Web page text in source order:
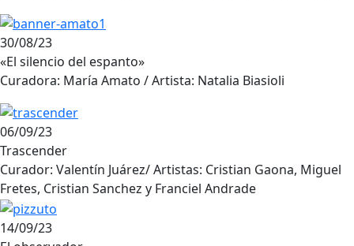
30/08/23
«El silencio del espanto»
Curadora: María Amato / Artista: Natalia Biasioli
06/09/23
Trascender
Curador: Valentín Juárez/ Artistas: Cristian Gaona, Miguel
Fretes, Cristian Sanchez y Franciel Andrade
14/09/23